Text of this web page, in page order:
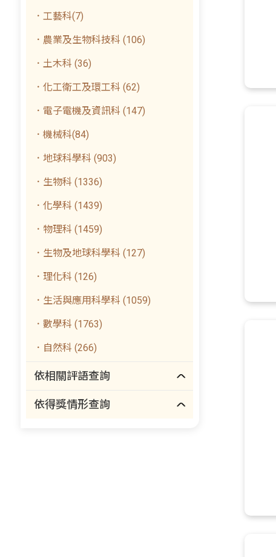
．工藝科(7)
．農業及生物科技科 (106)
．土木科 (36)
．化工衛工及環工科 (62)
．電子電機及資訊科 (147)
．機械科(84)
．地球科學科 (903)
．生物科 (1336)
．化學科 (1439)
．物理科 (1459)
．生物及地球科學科 (127)
．理化科 (126)
．生活與應用科學科 (1059)
．數學科 (1763)
．自然科 (266)
依相關評語查詢
依得獎情形查詢